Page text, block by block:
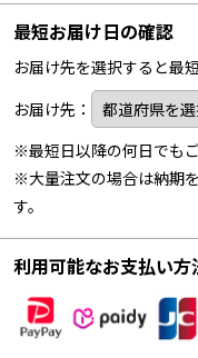
最短お届け日の確認
お届け先を選択すると最
お届け先：
※最短日以降の何日でもご
※大量注文の場合は納期
す。
利用可能なお支払い方